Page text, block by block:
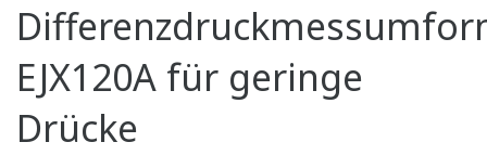
EJX120A für geringe
Drücke